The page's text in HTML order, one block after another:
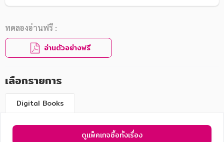
ทดลองอ่านฟรี :
อ่านตัวอย่างฟรี
เลือกรายการ
Digital Books
ดูแพ็คเกจซื้อทั้งเรื่อง